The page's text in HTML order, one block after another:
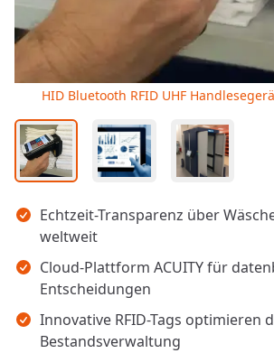
Wichtigste Erkenntnisse
Echtzeit-Transparenz über
weltweit
Cloud-Plattform ACUITY für
Entscheidungen
Innovative RFID-Tags optimieren
Bestandsverwaltung
HID Bluetooth RFID UHF